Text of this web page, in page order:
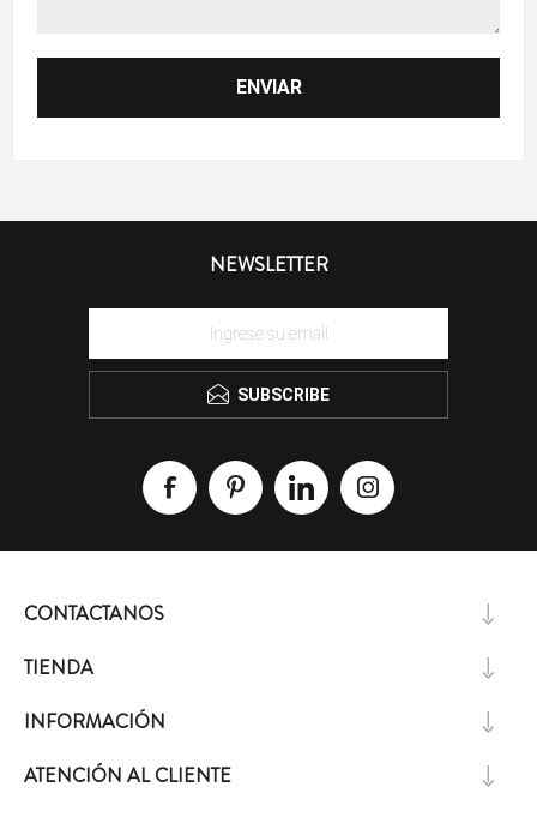
NEWSLETTER
SUBSCRIBE
CONTACTANOS
TIENDA
INFORMACIÓN
ATENCIÓN AL CLIENTE